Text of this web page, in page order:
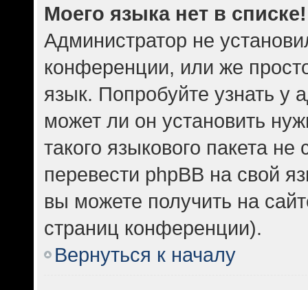
Моего языка нет в списке!
Администратор не
конференции, или же
язык. Попробуйте узнать у
может ли он установить
такого языкового пакета
перевести phpBB на свой
вы можете получить на
страниц конференции).
Вернуться к началу